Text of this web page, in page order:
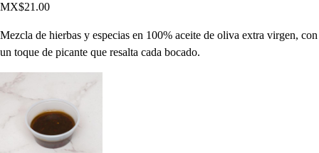
MX$21.00
Mezcla de hierbas y especias en 100% aceite de oliva extra virgen, con
un toque de picante que resalta cada bocado.